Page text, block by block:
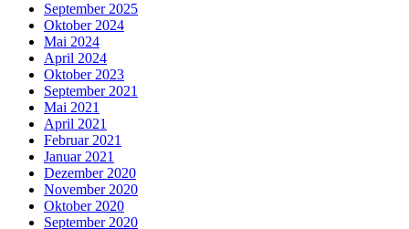
September 2025
Oktober 2024
Mai 2024
April 2024
Oktober 2023
September 2021
Mai 2021
April 2021
Februar 2021
Januar 2021
Dezember 2020
November 2020
Oktober 2020
September 2020